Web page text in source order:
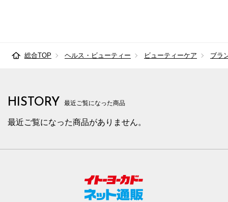
総合TOP ヘルス・ビューティー ビューティーケア ブラ
HISTORY 最近ご覧になった商品
最近ご覧になった商品がありません。